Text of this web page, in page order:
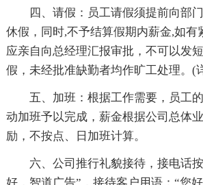
四、请假：员工请假须提前向部
休假，同时,不予结算假期内薪金,如有
应亲自向总经理汇报审批，不可以发
假，未经批准缺勤者均作旷工处理。(
五、加班：根据工作需要，员工
动加班予以完成，薪金根据公司总体
励，不按点、日加班计算。
六、公司推行礼貌接待，接电话